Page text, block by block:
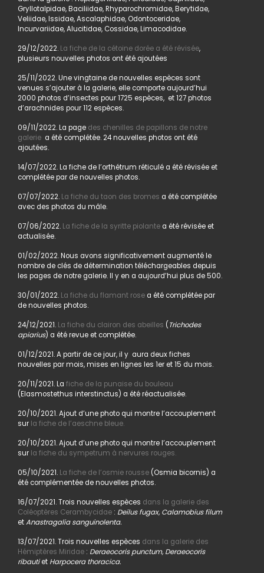
Gryllotalpidae, Baciliidae, Rhyparochromidae, Berytidae,
Veliidae, Issidae, Ascalaphidae, Odontoceridae,
Incurvariidae, Alucitidae, Cossidae, Limacodidae.
29/12/2022. La fiche de la cétoine dorée a été révisée,
plusieurs nouvelles photos ont été ajoutées
25/11/2022. Une vingtaine de nouvelles espèces sont
venues s’ajouter à la galerie, elle comporte aujourd’hui
2000 photos d’insectes pour 1725 espèces, et 127 photos
d’arachnides pour 112 espèces.
09/11/2022. La page des chenilles de papillons de notre
galerie a été complétée. 24 nouvelles photos ont été
ajoutées.
14/07/2022. La fiche de l’orthétrum réticulé a été révisée et
complétée par de nouvelles photos.
07/07/2022. La fiche du taon des bromes a été complétée
avec des photos du mâle.
07/06/2022. La fiche de la syritte piolantea été révisée et
actualisée.
01/02/2022. Nous avons significativement augmenté le
nombre de clés de détermination téléchargeables depuis
les pages de notre galerie. Il y en a aujourd’hui plus de 500.
30/01/2022. La fiche du flamant rosea été complétée par
de nouvelles photos.
24/12/2021. La fiche du clairon des abeilles ( Trichodes
apiarius) a été revue et complétée.
01/12/2021. A partir de ce jour, il y aura deux fiches
nouvelles par mois, mises en lignes les 1er et 15 du mois.
20/11/2021. La fiche de la punaise du bouleau
(Elasmostethus interstinctus) a été réactualisée.
20/10/2021. Ajout d’une photo qui montre l’accouplement
sur la fiche de l’aeschne bleue.
20/10/2021. Ajout d’une photo qui montre l’accouplement
sur la fiche du sympetrum à nervures rouges.
05/10/2021. La fiche de l’osmie rousse(Osmia bicornis) a
été complémentée de nouvelles photos.
16/07/2021. Trois nouvelles espèces dans la galerie des
Coléoptères Cerambycidae: Deilus fugax, Calamobius filum
etAnastragalia sanguinolenta.
13/07/2021. Trois nouvelles espèces dans la galerie des
Hémiptères Miridae: Deraeocoris punctum, Deraeocoris
ribautiet Harpocera thoracica.